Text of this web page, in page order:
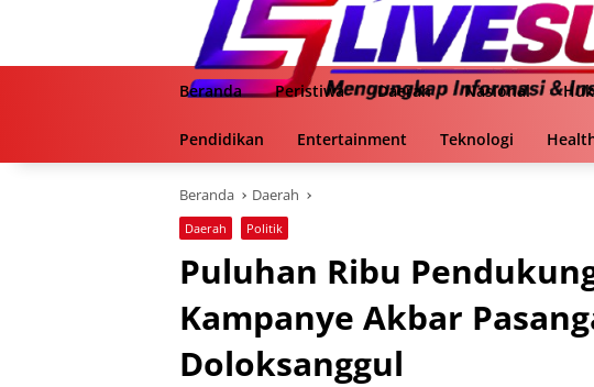
Beranda
Peristiwa Daerah Nasional
Pendidikan Entertainment Teknologi
Beranda Daerah
Daerah Politik
Puluhan Ribu
Kampanye Akbar
Doloksanggul